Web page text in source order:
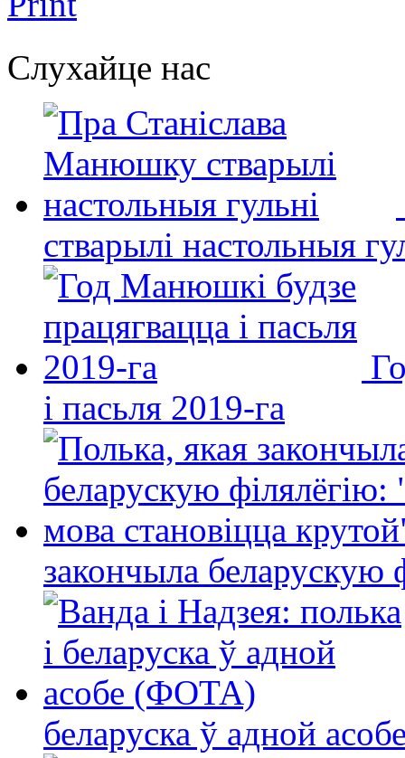
Слухайце нас
стварылі настольныя
і пасьля 2019-га
закончыла беларускую
беларуска ў адной